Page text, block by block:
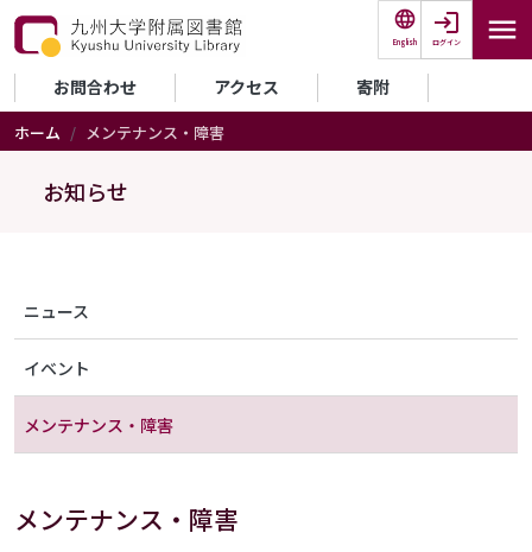
メインコンテンツに移動
English ログイン
セカンダリーメニュー
お問合わせ アクセス 寄附
ホーム メンテナンス・障害
お知らせ
メンテナンス・障害
ニュース
イベント
メンテナンス・障害